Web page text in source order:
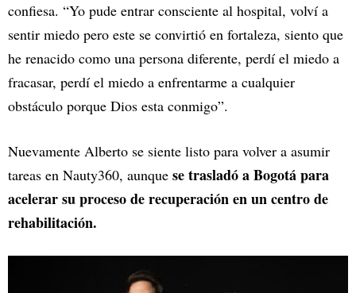
confiesa. “Yo pude entrar consciente al hospital, volví a
sentir miedo pero este se convirtió en fortaleza, siento que
he renacido como una persona diferente, perdí el miedo a
fracasar, perdí el miedo a enfrentarme a cualquier
obstáculo porque Dios esta conmigo”.
Nuevamente Alberto se siente listo para volver a asumir
tareas en Nauty360, aunque se trasladó a Bogotá para
acelerar su proceso de recuperación en un centro de
rehabilitación.